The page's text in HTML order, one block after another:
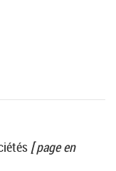
[ page en